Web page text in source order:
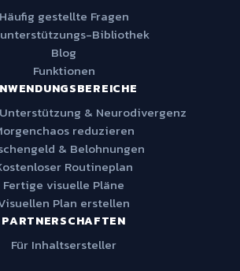
Häufig gestellte Fragen
Bibliothek
Blog
Funktionen
& Neurodivergenz
reduzieren
& Belohnungen
Routineplan
Fertige visuelle Pläne
Plan erstellen
PARTNERSCHAFTEN
Für Inhaltsersteller